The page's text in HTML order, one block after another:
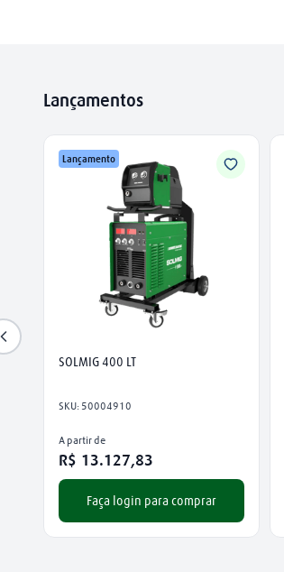
Lançamentos
Lançamento
SOLMIG 400 LT
SKU:50004910
A partir de
R$ 13.127,83
Faça login para comprar